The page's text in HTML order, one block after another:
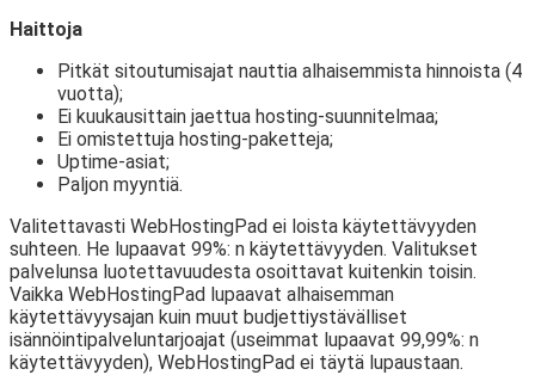
Haittoja
Pitkät sitoutumisajat nauttia alhaisemmista hinnoista (4
vuotta);
Ei kuukausittain jaettua hosting-suunnitelmaa;
Ei omistettuja hosting-paketteja;
Uptime-asiat;
Paljon myyntiä.
Valitettavasti WebHostingPad ei loista käytettävyyden
suhteen. He lupaavat 99%: n käytettävyyden. Valitukset
palvelunsa luotettavuudesta osoittavat kuitenkin toisin.
Vaikka WebHostingPad lupaavat alhaisemman
käytettävyysajan kuin muut budjettiystävälliset
isännöintipalveluntarjoajat (useimmat lupaavat 99,99%: n
käytettävyyden), WebHostingPad ei täytä lupaustaan.